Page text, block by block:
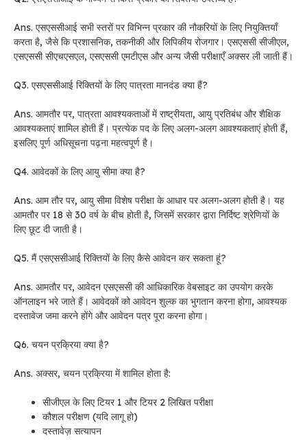
Ans. एसएससीआई सभी स्तरों पर विभिन्न प्रकार की नौकरियों के लिए नियुक्तियाँ
करता है, जैसे कि प्रशासनिक, तकनीकी और लिपिकीय रोजगार। एसएससी सीजीएल,
एसएससी सीएचएसएल, एसएससी एमटीएस और अन्य जैसी परीक्षाएँ अक्सर ली जाती हैं।
Q3. एसएससीआई रिक्तियों के लिए पात्रता मानदंड क्या हैं?
Ans. आमतौर पर, पात्रता आवश्यकताओं में राष्ट्रीयता, आयु प्रतिबंध और शैक्षिक
आवश्यकताएं शामिल होती हैं। प्रत्येक पद के लिए अलग-अलग आवश्यकताएं होती हैं,
इसलिए पूर्ण अधिसूचना पढ़ना महत्वपूर्ण है।
Q4. आवेदकों के लिए आयु सीमा क्या है?
Ans. आम तौर पर, आयु सीमा विशेष परीक्षा के आधार पर अलग-अलग होती है। यह
आमतौर पर 18 से 30 वर्ष के बीच होती है, जिसमें सरकार द्वारा निर्दिष्ट श्रेणियों के
लिए छूट दी जाती है।
Q5. मैं एसएससीआई रिक्तियों के लिए कैसे आवेदन कर सकता हूं?
Ans. आमतौर पर, आवेदन एसएससी की आधिकारिक वेबसाइट का उपयोग करके
ऑनलाइन भरे जाते हैं। आवेदकों को आवेदन शुल्क का भुगतान करना होगा, आवश्यक
दस्तावेज जमा करने होंगे और आवेदन पत्र पूरा करना होगा।
Q6. चयन प्रक्रिया क्या है?
Ans. अक्सर, चयन प्रक्रिया में शामिल होता है:
सीजीएल के लिए टियर 1 और टियर 2 लिखित परीक्षा
कौशल परीक्षण (यदि लागू हो)
दस्तावेज़ सत्यापन